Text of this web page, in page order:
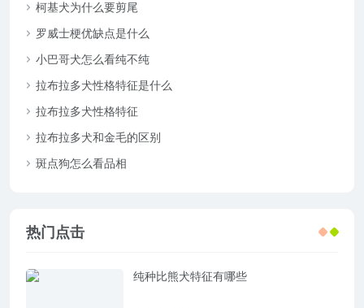
柯基犬为什么要剪尾
罗威士梗优缺点是什么
小巴哥犬怎么看纯不纯
拉布拉多犬性格特征是什么
拉布拉多犬性格特征
拉布拉多犬和金毛的区别
斑点狗怎么看品相
热门点击
纯种比熊犬特征有哪些